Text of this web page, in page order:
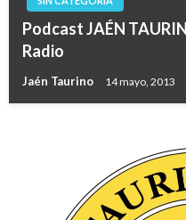
Podcast JAÉN
Radio
Jaén Taurino 14 mayo, 2013